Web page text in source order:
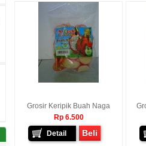
Grosir Keripik Buah Naga
Rp 6.500
Detail
Beli